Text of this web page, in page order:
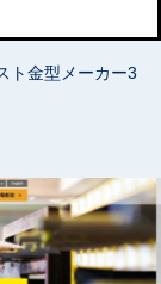
ト金型メーカー3